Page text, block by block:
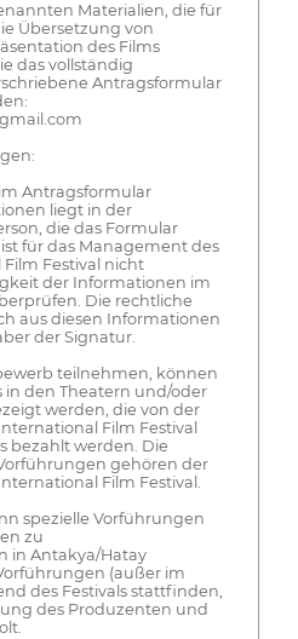
Materialien, die für
Übersetzung von
des Films
das vollständig
Antragsformular
Antragsformular
liegt in der
die das Formular
für das Management des
Festival nicht
der Informationen im
Die rechtliche
aus diesen Informationen
der Signatur.
teilnehmen, können
in den Theatern und/oder
werden, die von der
Film Festival
bezahlt werden. Die
gehören der
Film Festival.
spezielle Vorführungen
zu
in Antakya/Hatay
(außer im
des Festivals stattfinden,
des Produzenten und